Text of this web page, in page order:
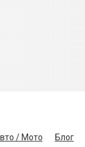
/ Мото
Блог